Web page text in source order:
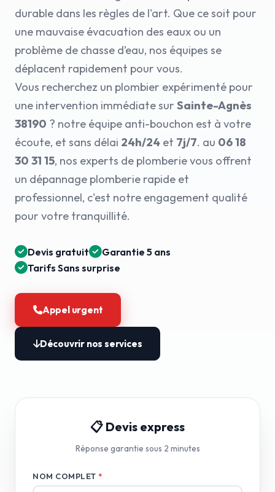
durable dans les règles de l'art. Que ce soit pour
une mauvaise évacuation des eaux ou un
problème de chasse d’eau, nos équipes se
déplacent rapidement pour vous.
Vous recherchez un plombier expérimenté pour
une intervention immédiate sur Sainte-Agnès
38190 ? notre équipe anti-bouchon est à votre
écoute, et sans délai 24h/24 et 7j/7. au 06 18
30 31 15, nos experts de plomberie vous offrent
un dépannage plomberie rapide et
professionnel, c'est notre engagement qualité
pour votre tranquillité.
Devis gratuit
Garantie 5 ans
Tarifs Sans surprise
Appel urgent
Découvrir nos services
📋 Devis express
Réponse garantie sous 2 minutes
NOM COMPLET *